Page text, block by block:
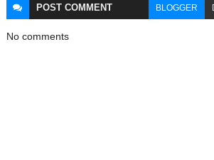
POST COMMENT BLOGGER
No comments